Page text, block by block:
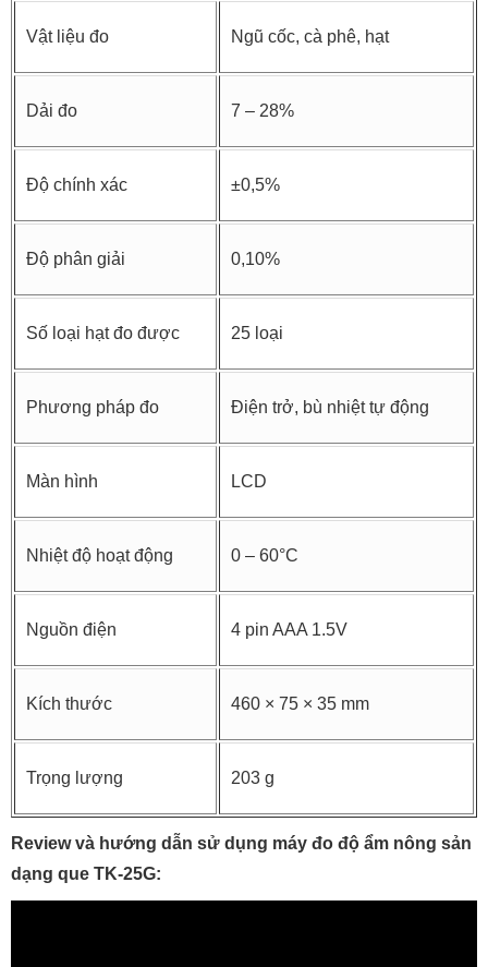
Vật liệu đo Ngũ cốc, cà phê, hạt
Dải đo 7 – 28%
Độ chính xác ±0,5%
Độ phân giải 0,10%
Số loại hạt đo được 25 loại
Phương pháp đo Điện trở, bù nhiệt tự động
Màn hình LCD
Nhiệt độ hoạt động 0 – 60°C
Nguồn điện 4 pin AAA 1.5V
Kích thước 460 × 75 × 35 mm
Trọng lượng 203 g
Review và hướng dẫn sử dụng máy đo độ ẩm nông sản
dạng que TK-25G: